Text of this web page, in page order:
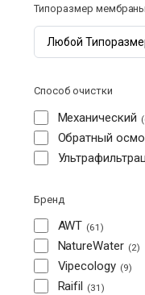
Типоразмер мембраны
Способ очистки
Механический
Обратный
Бренд
AWT 61
NatureWater 2
Vipecology 9
Raifil 31